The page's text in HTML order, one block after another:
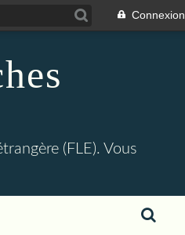
Connexion
(FLE). Vous